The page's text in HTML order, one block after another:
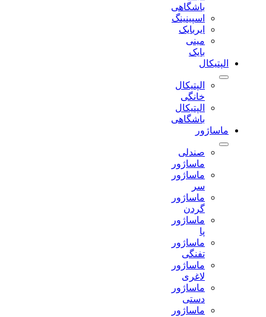
باشگاهی
اسپینینگ
ایربایک
مینی
الپتیکال
الپتیکال
خانگی
الپتیکال
باشگاهی
ماساژور
صندلی
ماساژور
ماساژور
ماساژور
ماساژور
ماساژور
تفنگی
ماساژور
لاغری
ماساژور
دستی
ماساژور